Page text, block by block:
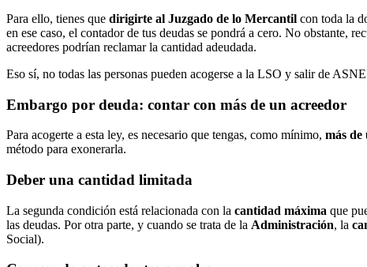
Para ello, tienes que dirigirte al Juzgado de lo Mercantil con toda la
en ese caso, el contador de tus deudas se pondrá a cero. No obstante,
acreedores podrían reclamar la cantidad adeudada.
Eso sí, no todas las personas pueden acogerse a la LSO y salir de
Embargo por deuda: contar con más de un acreedor
Para acogerte a esta ley, es necesario que tengas, como mínimo, más de
método para exonerarla.
Deber una cantidad limitada
La segunda condición está relacionada con la cantidad máxima que
las deudas. Por otra parte, y cuando se trata de la Administración, la
Social).